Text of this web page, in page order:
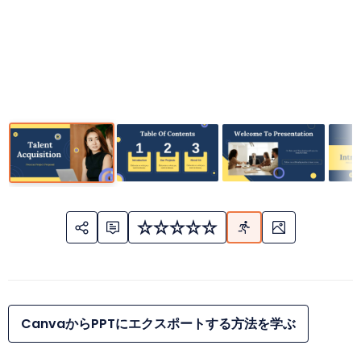
CanvaからPPTにエクスポートする方法を学ぶ